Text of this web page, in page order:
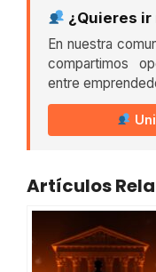
¿Quieres ir
En nuestra
compartimos
entre
Artículos